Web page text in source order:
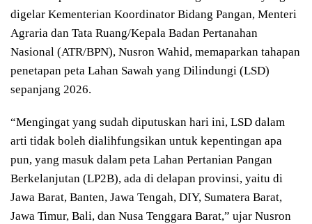
digelar Kementerian Koordinator Bidang Pangan, Menteri
Agraria dan Tata Ruang/Kepala Badan Pertanahan
Nasional (ATR/BPN), Nusron Wahid, memaparkan tahapan
penetapan peta Lahan Sawah yang Dilindungi (LSD)
sepanjang 2026.
“Mengingat yang sudah diputuskan hari ini, LSD dalam
arti tidak boleh dialihfungsikan untuk kepentingan apa
pun, yang masuk dalam peta Lahan Pertanian Pangan
Berkelanjutan (LP2B), ada di delapan provinsi, yaitu di
Jawa Barat, Banten, Jawa Tengah, DIY, Sumatera Barat,
Jawa Timur, Bali, dan Nusa Tenggara Barat,” ujar Nusron